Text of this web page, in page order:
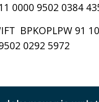
0000 9502 0384
BPKOPLPW 91
0292 5972